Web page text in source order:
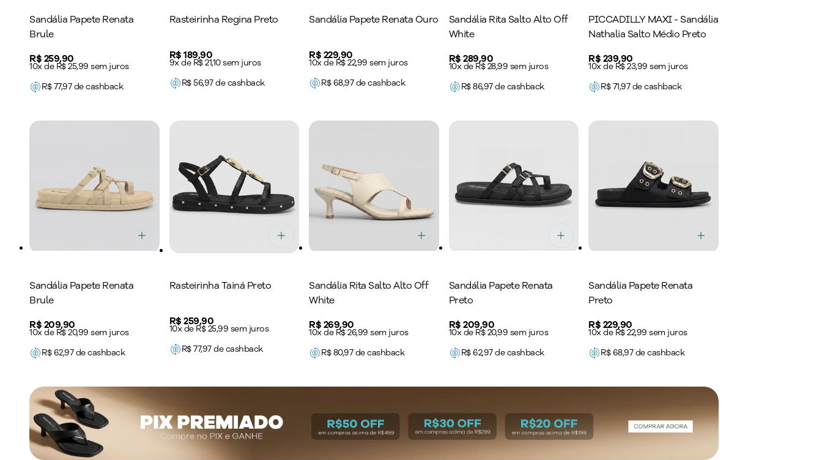
Sandália Papete Renata
Brule
Price:
R$ 259,90
10x de R$ 25,99 sem juros
R$77,97de cashback
Rasteirinha Regina Preto
Price:
R$ 189,90
9x de R$ 21,10 sem juros
R$56,97de cashback
Sandália Papete Renata Ouro
Price:
R$ 229,90
10x de R$ 22,99 sem juros
R$68,97de cashback
Sandália Rita Salto Alto Off
White
Price:
R$ 289,90
10x de R$ 28,99 sem juros
R$86,97de cashback
PICCADILLY MAXI - Sandália
Nathalia Salto Médio Preto
Price:
R$ 239,90
10x de R$ 23,99 sem juros
R$71,97de cashback
Sandália Papete Renata
Brule
Price:
R$ 209,90
10x de R$ 20,99 sem juros
R$62,97de cashback
Rasteirinha Tainá Preto
Price:
R$ 259,90
10x de R$ 25,99 sem juros
R$77,97de cashback
Sandália Rita Salto Alto Off
White
Price:
R$ 269,90
10x de R$ 26,99 sem juros
R$80,97de cashback
Sandália Papete Renata
Preto
Price:
R$ 209,90
10x de R$ 20,99 sem juros
R$62,97de cashback
Sandália Papete Renata
Preto
Price:
R$ 229,90
10x de R$ 22,99 sem juros
R$68,97de cashback